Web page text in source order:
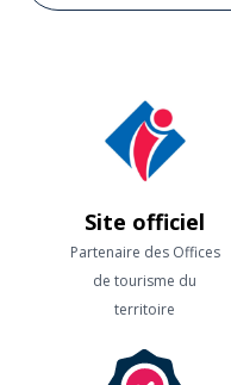
Site officiel
Partenaire des Offices
de tourisme du
territoire